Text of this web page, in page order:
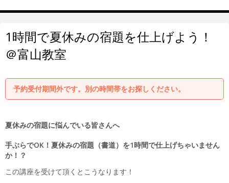
1時間で夏休みの宿題を仕上げよう！
＠富山教室
予約受付期間外です。別の時間帯をお探しください。
夏休みの宿題に悩んでいる皆さんへ
手ぶらでOK！夏休みの宿題（書道）を1時間で仕上げちゃいません
か！？
この講座を受けて頂くとこうなります！